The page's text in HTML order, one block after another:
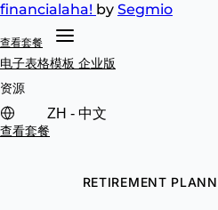
financialaha! by Segmio
查看套餐
电子表格模板 企业版
资源
查看套餐
RETIREMENT